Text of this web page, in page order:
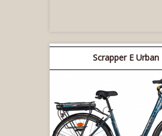
Scrapper E Urban